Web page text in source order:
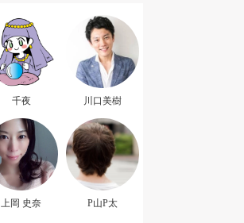
千夜 川口美樹
上岡 史奈 P山P太